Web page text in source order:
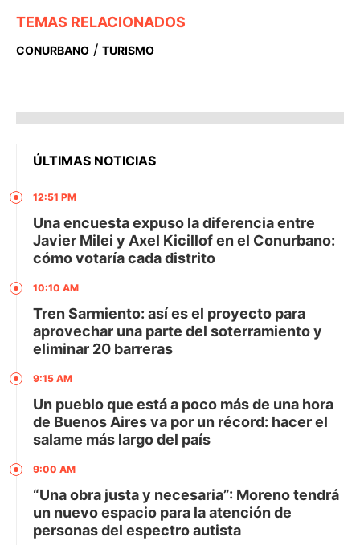
TEMAS RELACIONADOS
CONURBANO / TURISMO
ÚLTIMAS NOTICIAS
12:51 PM
Una encuesta expuso la diferencia entre
Javier Milei y Axel Kicillof en el Conurbano:
cómo votaría cada distrito
10:10 AM
Tren Sarmiento: así es el proyecto para
aprovechar una parte del soterramiento y
eliminar 20 barreras
9:15 AM
Un pueblo que está a poco más de una hora
de Buenos Aires va por un récord: hacer el
salame más largo del país
9:00 AM
“Una obra justa y necesaria”: Moreno tendrá
un nuevo espacio para la atención de
personas del espectro autista